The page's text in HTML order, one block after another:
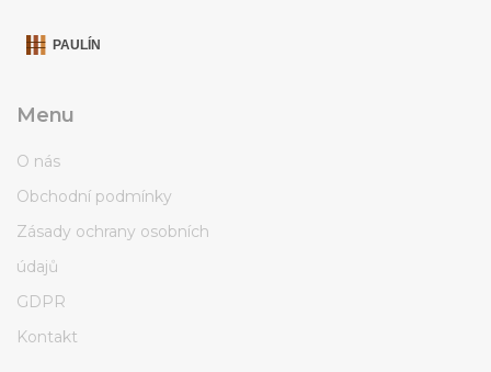
Menu
O nás
Obchodní podmínky
Zásady ochrany osobních
údajů
GDPR
Kontakt